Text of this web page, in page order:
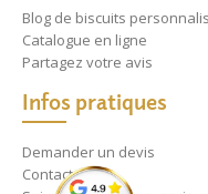
Blog de biscuits
Catalogue en ligne
Partagez votre avis
Infos pratiques
Demander un devis
Contact